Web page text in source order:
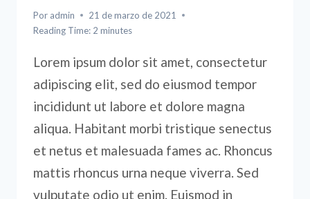
Por admin
21 de marzo de 2021
Reading Time: 2 minutes
Lorem ipsum dolor sit amet, consectetur
adipiscing elit, sed do eiusmod tempor
incididunt ut labore et dolore magna
aliqua. Habitant morbi tristique senectus
et netus et malesuada fames ac. Rhoncus
mattis rhoncus urna neque viverra. Sed
vulputate odio ut enim. Euismod in